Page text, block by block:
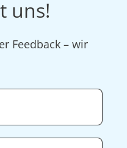
uns!
Feedback – wir